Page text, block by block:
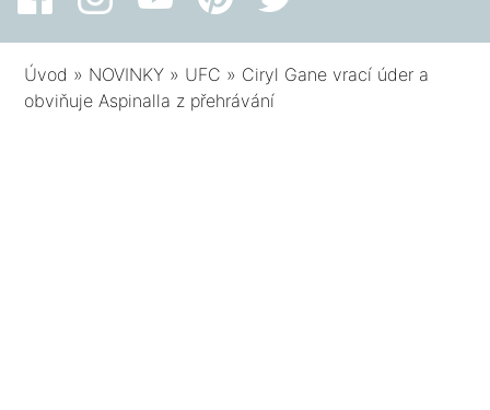
Úvod » NOVINKY » UFC » Ciryl Gane vrací úder a
obviňuje Aspinalla z přehrávání